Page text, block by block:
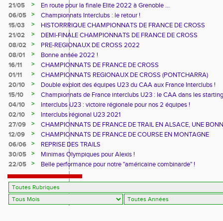
21/05
>
En route pour la finale Elite 2022 à Grenoble ...
06/05
>
Championnats Interclubs : le retour !
15/03
>
HISTORRRIQUE CHAMPIONNATS DE FRANCE DE CROSS
21/02
>
DEMI-FINALE CHAMPIONNATS DE FRANCE DE CROSS
08/02
>
PRE-REGIONAUX DE CROSS 2022
08/01
>
Bonne année 2022 !
16/11
>
CHAMPIONNATS DE FRANCE DE CROSS
01/11
>
CHAMPIONNATS REGIONAUX DE CROSS (PONTCHARRA)
20/10
>
Double exploit des équipes U23 du CAA aux France Interclubs !
15/10
>
Championnats de France interclubs U23 : le CAA dans les
blocks !
04/10 >
Interclubs U23 : victoire régionale pour nos 2 équipes !
02/10
>
Interclubs régional U23 2021
27/09
>
CHAMPIONNATS DE FRANCE DE TRAIL EN ALSACE, UNE
CUVEE
12/09 >
CHAMPIONNATS DE FRANCE DE COURSE EN MONTAGNE
06/06
>
REPRISE DES TRAILS
30/05
>
Minimas Olympiques pour Alexis !
22/05
> Belle performance pour notre "américaine combinarde" !